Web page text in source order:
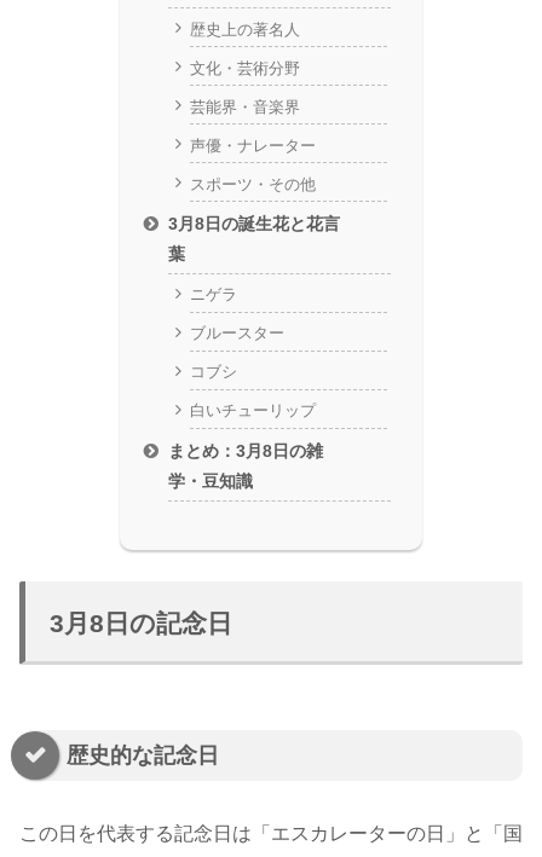
歴史上の著名人
文化・芸術分野
芸能界・音楽界
声優・ナレーター
スポーツ・その他
3月8日の誕生花と花言
葉
ニゲラ
ブルースター
コブシ
白いチューリップ
まとめ：3月8日の雑
学・豆知識
3月8日の記念日
歴史的な記念日
この日を代表する記念日は「エスカレーターの日」と「国